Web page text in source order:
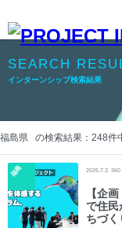
SEARCH
インターンシップ検索結果
福島県 の検索結果： 248件
福島 2025.7.3 360
【企
で住民
ちづ